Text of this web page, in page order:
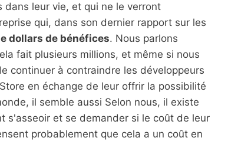
leur vie, et qui ne le verront
qui, dans son dernier rapport sur les
dollars de bénéfices. Nous parlons
fait plusieurs millions, et même si nous
continuer à contraindre les développeurs
en échange de leur offrir la possibilité
il semble aussi Selon nous, il existe
s'asseoir et se demander si le coût de leur
probablement que cela a un coût en